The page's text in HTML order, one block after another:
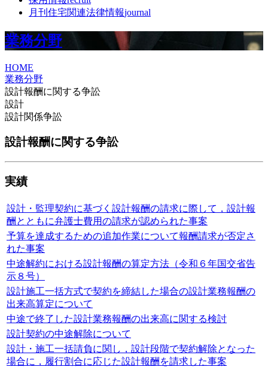
月刊住宅関連法律情報journal
業務分野
HOME
業務分野
設計報酬に関する争訟
設計
設計関係争訟
設計報酬に関する争訟
実績
設計・監理契約に基づく設計報酬の請求に際して，設計報
酬とともに弁護士費用の請求が認められた事案
予算を達成するための追加作業について報酬請求が否定さ
れた事案
中途解約における設計報酬の算定方法（令和６年国交省告
示８号）
設計施工一括方式で契約を締結した場合の設計業務報酬の
出来高算定について
中途で終了した設計業務報酬の出来高に関する検討
設計契約の中途解除について
設計・施工一括請負に関し，設計段階で契約解除となった
場合に，履行割合に応じた設計報酬を請求した事案